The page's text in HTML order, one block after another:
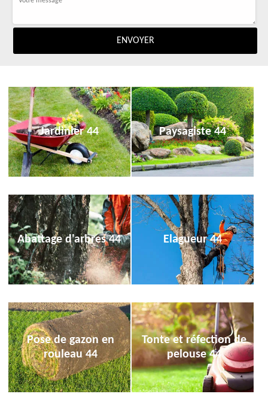
Jardinier 44 Paysagiste 44
Abattage d'arbres 44 Elagueur 44
Pose de gazon en
rouleau 44
Tonte et réfection de
pelouse 44